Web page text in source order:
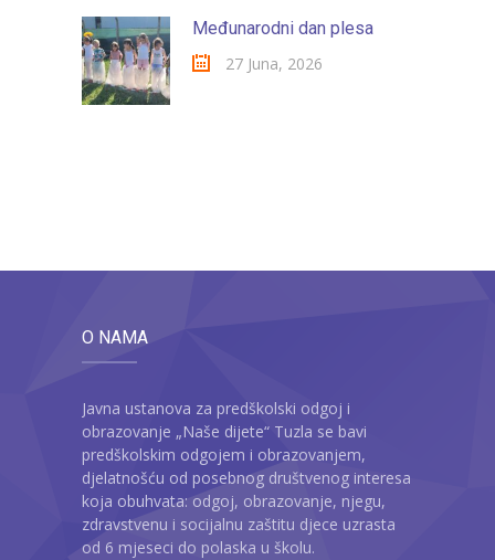
-- Jelovnik za djecu
-- Obrasci i zahtjevi
Međunarodni dan plesa
27 Juna, 2026
O NAMA
Javna ustanova za predškolski odgoj i
obrazovanje „Naše dijete“ Tuzla se bavi
predškolskim odgojem i obrazovanjem,
djelatnošću od posebnog društvenog interesa
koja obuhvata: odgoj, obrazovanje, njegu,
zdravstvenu i socijalnu zaštitu djece uzrasta
od 6 mjeseci do polaska u školu.